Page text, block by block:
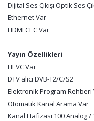
Dijital Ses Çıkışı Optik Ses
Ethernet Var
HDMI CEC Var
Yayın Özellikleri
HEVC Var
DTV alıcı DVB-T2/C/S2
Elektronik Program Rehberi
Otomatik Kanal Arama Var
Kanal Hafızası 100 Analog /